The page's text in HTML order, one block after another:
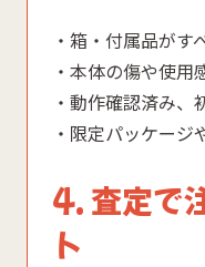
・箱・付属品がす
・本体の傷や使用
・動作確認済み、
・限定パッケージ
4. 査定で
ト